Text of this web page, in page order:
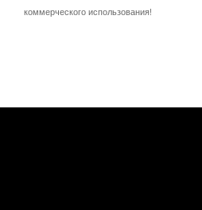
коммерческого использования!